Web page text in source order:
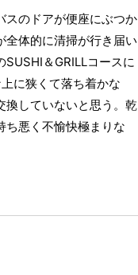
スのドアが便座にぶつか
全体的に清掃が行き届い
＆GRILLコースに
に狭くて落ち着かな
換していないと思う。乾
ち悪く不愉快極まりな